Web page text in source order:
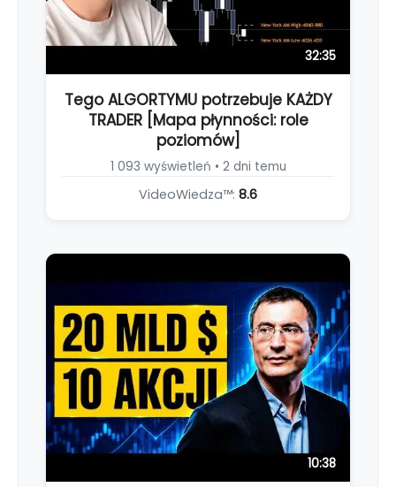
32:35
Tego ALGORTYMU potrzebuje KAŻDY
TRADER [Mapa płynności: role
poziomów]
1 093 wyświetleń • 2 dni temu
VideoWiedza™: 8.6
10:38